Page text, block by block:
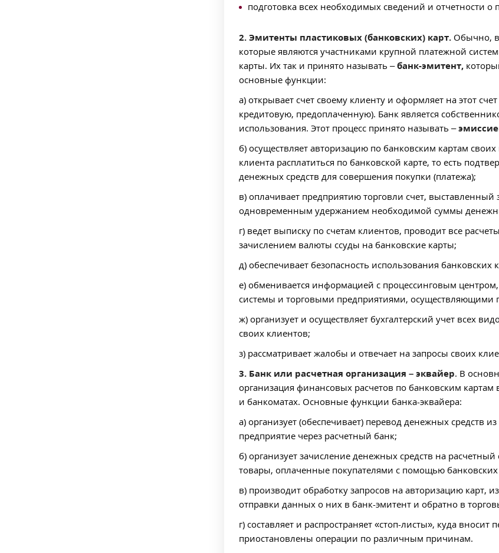
подготовка всех необходимых сведений и отчетности
2. Эмитенты пластиковых (банковских) карт.Обычно, в
которые являются участниками крупной платежной
карты. Их так и принято называть –банк-эмитент,
основные функции:
а) открывает счет своему клиенту и оформляет на этот
кредитовую, предоплаченную). Банк является
использования. Этот процесс принято называть –
б) осуществляет авторизацию по банковским картам
клиента расплатиться по банковской карте, то есть
денежных средств для совершения покупки (платежа);
в) оплачивает предприятию торговли счет, выставленный
одновременным удержанием необходимой суммы
г) ведет выписку по счетам клиентов, проводит все
зачислением валюты ссуды на банковские карты;
д) обеспечивает безопасность использования банковских
е) обменивается информацией с процессинговым
системы и торговыми предприятиями, осуществляющими
ж) организует и осуществляет бухгалтерский учет всех
своих клиентов;
з) рассматривает жалобы и отвечает на запросы своих
3. Банк или расчетная организация – эквайер. В
организация финансовых расчетов по банковским картам
и банкоматах. Основные функции банка-эквайера:
а) организует (обеспечивает) перевод денежных средств
предприятие через расчетный банк;
б) организует зачисление денежных средств на расчетный
товары, оплаченные покупателями с помощью банковских
в) производит обработку запросов на авторизацию карт,
отправки данных о них в банк-эмитент и обратно в
г) составляет и распространяет «стоп-листы», куда
приостановлены операции по различным причинам.